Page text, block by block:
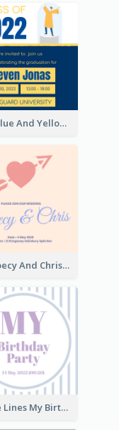
Bold Blue And Yellow Educational Ceremony Invitation Design Ideas
Pink Joecy And Chris Wedding Invitation
Purple Lines My Birthday Party Celebration Invitation